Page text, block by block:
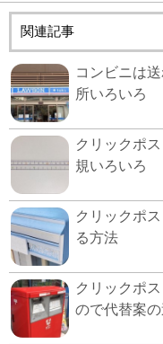
関連記事
コンビニは
所いろいろ
クリックポ
規いろいろ
クリックポ
る方法
クリックポ
ので代替案